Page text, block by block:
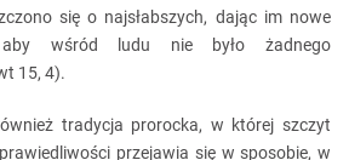
się o najsłabszych, dając im nowe
aby wśród ludu nie było żadnego
15, 4).
tradycja prorocka, w której szczyt
przejawia się w sposobie, w